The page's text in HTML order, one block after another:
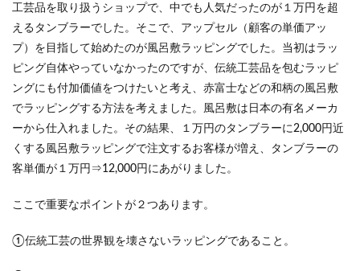
工芸品を取り扱うショップで、中でも人気だったのが１万円を超
えるタンブラーでした。そこで、アップセル（顧客の単価アッ
プ）を目指して始めたのが風呂敷ラッピングでした。当初はラッ
ピング自体やっていなかったのですが、伝統工芸品を包むラッピ
ングにも付加価値をつけたいと考え、赤富士などの和柄の風呂敷
でラッピングする方法を考えました。風呂敷は日本の有名メーカ
ーから仕入れました。その結果、１万円のタンブラーに2,000円近
くする風呂敷ラッピングで注文するお客様が増え、タンブラーの
客単価が１万円⇒12,000円にあがりました。
ここで重要なポイントが２つあります。
①伝統工芸の世界観を壊さないラッピングであること。